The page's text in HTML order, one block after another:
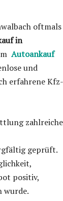
oftmals
in
Autoankauf
und
erfahrene Kfz-
zahlreiche
geprüft.
positiv,
wurde.